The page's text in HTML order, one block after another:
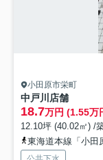
小田原市栄町
中戸川店舗
18.7万円 (1.55万
12.10坪 (40.02㎡) /
東海道本線「小田